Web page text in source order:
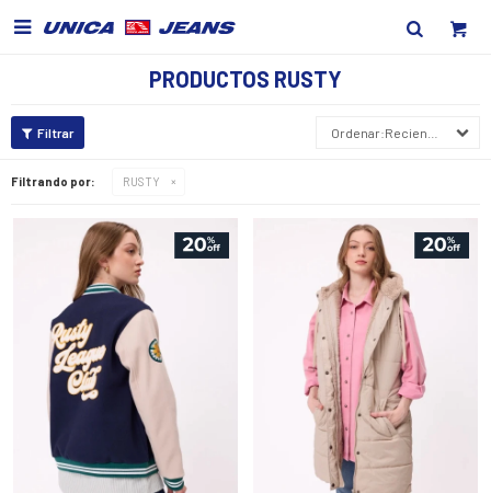

PRODUCTOS RUSTY
Recientes
Filtrando por: RUSTY